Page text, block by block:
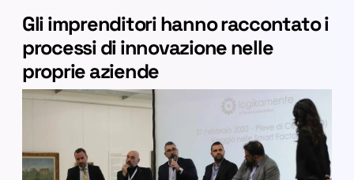
Gli imprenditori hanno raccontato i
processi di innovazione nelle
proprie aziende